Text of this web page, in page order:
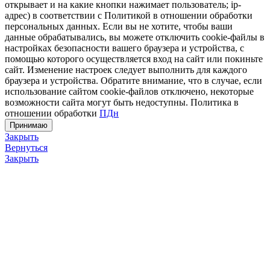
открывает и на какие кнопки нажимает пользователь; ip-
адрес) в соответствии с Политикой в отношении обработки
персональных данных. Если вы не хотите, чтобы ваши
данные обрабатывались, вы можете отключить cookie-файлы в
настройках безопасности вашего браузера и устройства, с
помощью которого осуществляется вход на сайт или покиньте
сайт. Изменение настроек следует выполнить для каждого
браузера и устройства. Обратите внимание, что в случае, если
использование сайтом cookie-файлов отключено, некоторые
возможности сайта могут быть недоступны. Политика в
отношении обработки ПДн
Принимаю
Закрыть
Вернуться
Закрыть